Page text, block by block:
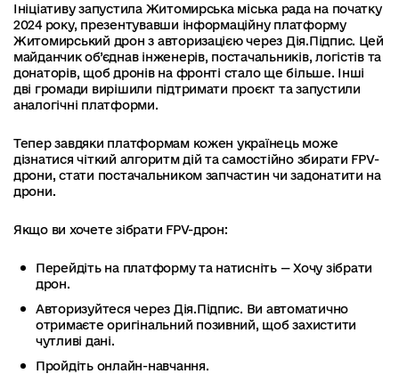
Ініціативу запустила Житомирська міська рада на початку
2024 року, презентувавши інформаційну платформу
Житомирський дрон з авторизацією через Дія.Підпис. Цей
майданчик об’єднав інженерів, постачальників, логістів та
донаторів, щоб дронів на фронті стало ще більше. Інші
дві громади вирішили підтримати проєкт та запустили
аналогічні платформи.
Тепер завдяки платформам кожен українець може
дізнатися чіткий алгоритм дій та самостійно збирати FPV-
дрони, стати постачальником запчастин чи задонатити на
дрони.
Якщо ви хочете зібрати FPV-дрон:
Перейдіть на платформу та натисніть — Хочу зібрати
дрон.
Авторизуйтеся через Дія.Підпис. Ви автоматично
отримаєте оригінальний позивний, щоб захистити
чутливі дані.
Пройдіть онлайн-навчання.